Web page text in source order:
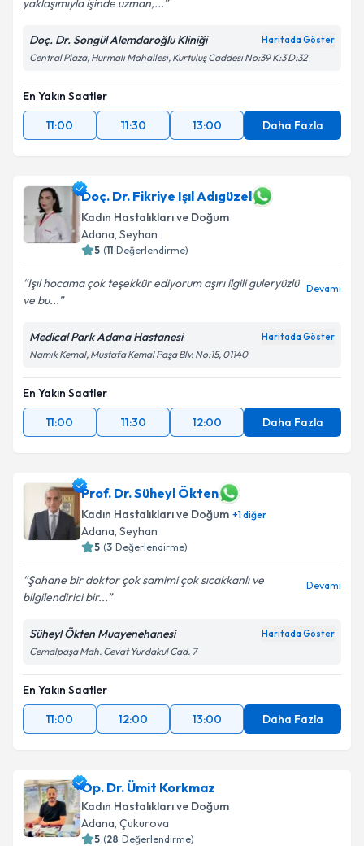
yaklaşımıyla işinde uzman,...
Doç. Dr. Songül Alemdaroğlu Kliniği Haritada Göster
Central Plaza, Hurmalı Mahallesi, Kurtuluş Caddesi No:39 K:3 D:32
En Yakın Saatler
11:00
11:30 13:00 Daha Fazla
Doç. Dr. Fikriye Işıl Adıgüzel
Kadın Hastalıkları ve Doğum
Adana, Seyhan
5 (11 Değerlendirme)
Işıl hocama çok teşekkür ediyorum aşırı ilgili guleryüzlü
ve bu...
Devamı
Medical Park Adana Hastanesi Haritada Göster
Namık Kemal, Mustafa Kemal Paşa Blv. No:15, 01140
En Yakın Saatler
11:00
11:30 12:00 Daha Fazla
Prof. Dr. Süheyl Ökten
Kadın Hastalıkları ve Doğum +1diğer
Adana, Seyhan
5 (3 Değerlendirme)
Şahane bir doktor çok samimi çok sıcakkanlı ve
bilgilendirici bir...
Devamı
Süheyl Ökten Muayenehanesi Haritada Göster
Cemalpaşa Mah. Cevat Yurdakul Cad. 7
En Yakın Saatler
11:00
12:00 13:00 Daha Fazla
Op. Dr. Ümit Korkmaz
Kadın Hastalıkları ve Doğum
Adana, Çukurova
5 (28 Değerlendirme)